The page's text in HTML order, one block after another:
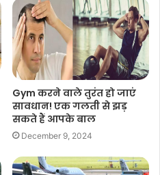
Gym करने वाले तुरंत हो जाएं
सावधान! एक गलती से झड़
सकते हैं आपके बाल
December 9, 2024